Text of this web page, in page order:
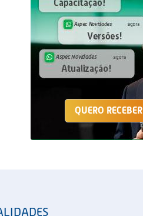
QUERO RECEBER